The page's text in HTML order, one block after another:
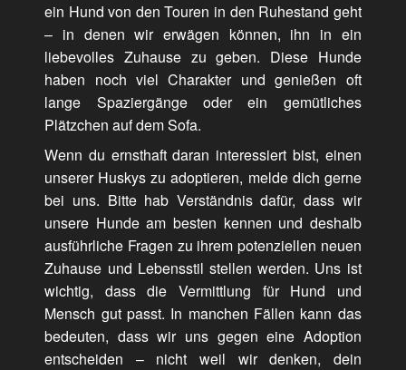
ein Hund von den Touren in den Ruhestand geht
– in denen wir erwägen können, ihn in ein
liebevolles Zuhause zu geben. Diese Hunde
haben noch viel Charakter und genießen oft
lange Spaziergänge oder ein gemütliches
Plätzchen auf dem Sofa.
Wenn du ernsthaft daran interessiert bist, einen
unserer Huskys zu adoptieren, melde dich gerne
bei uns. Bitte hab Verständnis dafür, dass wir
unsere Hunde am besten kennen und deshalb
ausführliche Fragen zu ihrem potenziellen neuen
Zuhause und Lebensstil stellen werden. Uns ist
wichtig, dass die Vermittlung für Hund und
Mensch gut passt. In manchen Fällen kann das
bedeuten, dass wir uns gegen eine Adoption
entscheiden – nicht weil wir denken, dein